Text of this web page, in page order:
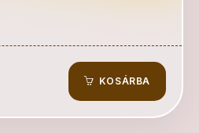
KOSÁRBA